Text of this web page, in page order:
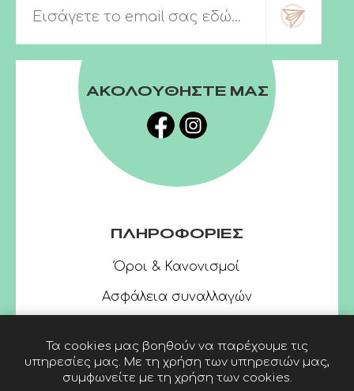
ΑΚΟΛΟΥΘΗΣΤΕ ΜΑΣ
ΠΛΗΡΟΦΟΡΙΕΣ
Όροι & Κανονισμοί
Ασφάλεια συναλλαγών
Τα cookies μας βοηθούν να παρέχουμε τις
υπηρεσίες μας. Με τη χρήση των υπηρεσιών μας,
συμφωνείτε με τη χρήση των cookies.